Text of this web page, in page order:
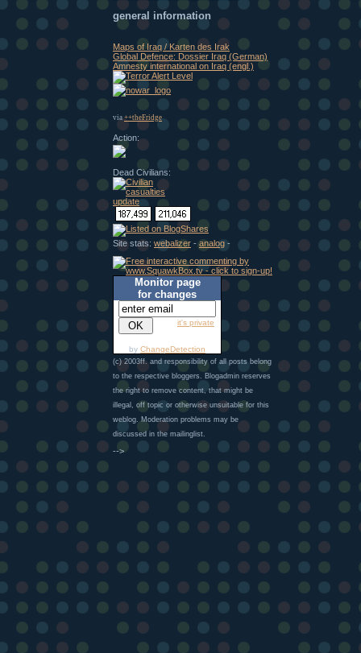
general information
Maps of Iraq / Karten des Irak
Global Defence: Dossier Iraq (German)
Amnesty international on Iraq (engl.)
via++theFridge
Action:
Dead Civilians:
Site stats: webalizer - analog -
Monitor page
for changes
it's private
by ChangeDetection
(c) 2003ff. and responsibility of all posts belong
to the respective bloggers. Blogadmin reserves
the right to remove content, that might be
illegal, off topic or otherwise unsuitable for this
weblog. Moderation problems may be
discussed in the mailinglist.
-->